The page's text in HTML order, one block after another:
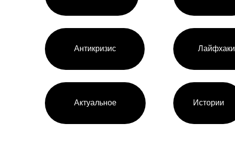
Антикризис
Актуальное
Лайфхаки
Истории